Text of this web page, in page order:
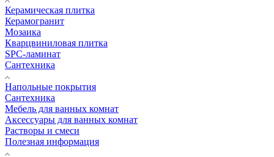
Керамическая плитка
Керамогранит
Мозаика
Кварцвиниловая плитка
SPC-ламинат
Сантехника
Напольные покрытия
Сантехника
Мебель для ванных комнат
Аксессуары для ванных комнат
Растворы и смеси
Полезная информация